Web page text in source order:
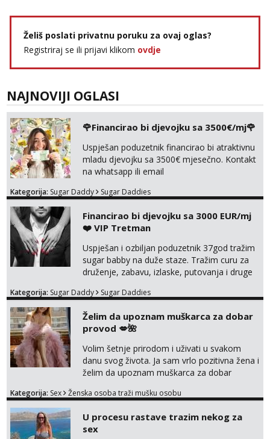
Želiš poslati privatnu poruku za ovaj oglas?
Registriraj se ili prijavi klikom ovdje
NAJNOVIJI OGLASI
🌹Financirao bi djevojku sa 3500€/mj🌹
Uspješan poduzetnik financirao bi atraktivnu
mladu djevojku sa 3500€ mjesečno. Kontakt
na whatsapp ili email
Kategorija: Sugar Daddy Sugar Daddies
Financirao bi djevojku sa 3000 EUR/mj
❤️ VIP Tretman
Uspješan i ozbiljan poduzetnik 37god tražim
sugar babby na duže staze. Tražim curu za
druženje, zabavu, izlaske, putovanja i druge
otvorena, komunikativna, zgodna i atraktivna
markodalic37@gmail.com
Kategorija: Sugar Daddy Sugar Daddies
Želim da upoznam muškarca za dobar
provod 💋🌺
Volim šetnje prirodom i uživati u svakom
danu svog života. Ja sam vrlo pozitivna žena i
želim da upoznam muškarca za dobar
na link ispod i nadji me tamo, cekam te!
Kategorija: Sex Ženska osoba traži mušku osobu
U procesu rastave trazim nekog za
sex